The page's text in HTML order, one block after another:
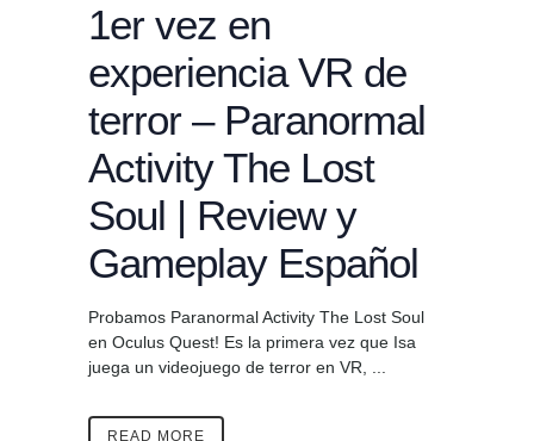
1er vez en
experiencia VR de
terror – Paranormal
Activity The Lost
Soul | Review y
Gameplay Español
Probamos Paranormal Activity The Lost Soul
en Oculus Quest! Es la primera vez que Isa
juega un videojuego de terror en VR, ...
READ MORE